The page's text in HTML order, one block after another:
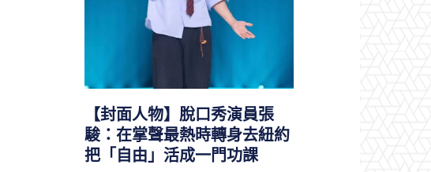
【封面人物】脫口秀演員張
駿：在掌聲最熱時轉身去紐約
把「自由」活成一門功課